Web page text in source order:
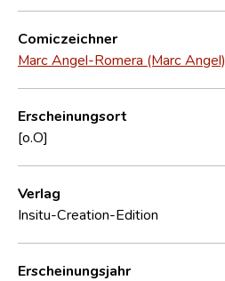
Comiczeichner
Marc Angel-Romera (Marc Angel)
Erscheinungsort
[o.O]
Verlag
Insitu-Creation-Edition
Erscheinungsjahr